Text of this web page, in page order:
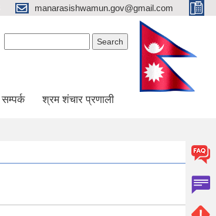
manarasishwamun.gov@gmail.com
सम्पर्क श्रम शंचार प्रणाली